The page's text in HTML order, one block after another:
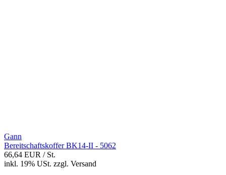
Gann
Bereitschaftskoffer BK14-II - 5062
66,64 EUR / St.
inkl. 19% USt. zzgl. Versand